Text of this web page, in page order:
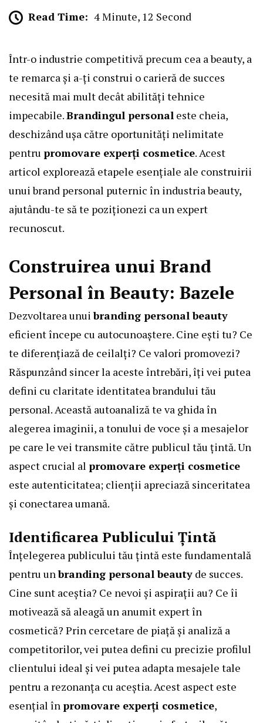
Read Time: 4 Minute, 12 Second
Într-o industrie competitivă precum cea a beauty, a
te remarca și a-ți construi o carieră de succes
necesită mai mult decât abilități tehnice
impecabile.Brandingul personal este cheia,
deschizând ușa către oportunități nelimitate
pentru promovare experți cosmetice. Acest
articol explorează etapele esențiale ale construirii
unui brand personal puternic în industria beauty,
ajutându-te să te poziționezi ca un expert
recunoscut.
Construirea unui Brand
Personal în Beauty: Bazele
Dezvoltarea unuibranding personal beauty
eficient începe cu autocunoaștere. Cine ești tu? Ce
te diferențiază de ceilalți? Ce valori promovezi?
Răspunzând sincer la aceste întrebări, îți vei putea
defini cu claritate identitatea brandului tău
personal. Această autoanaliză te va ghida în
alegerea imaginii, a tonului de voce și a mesajelor
pe care le vei transmite către publicul tău țintă. Un
aspect crucial al promovare experți cosmetice
este autenticitatea; clienții apreciază sinceritatea
și conectarea umană.
Identificarea Publicului Țintă
Înțelegerea publicului tău țintă este fundamentală
pentru unbranding personal beauty de succes.
Cine sunt aceștia? Ce nevoi și aspirații au? Ce îi
motivează să aleagă un anumit expert în
cosmetică? Prin cercetare de piață și analiză a
competitorilor, vei putea defini cu precizie profilul
clientului ideal și vei putea adapta mesajele tale
pentru a rezonanța cu aceștia. Acest aspect este
esențial înpromovare experți cosmetice,